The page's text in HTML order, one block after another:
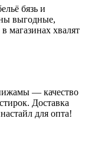
бязь и
выгодные,
магазинах хвалят
— качество
Доставка
для опта!